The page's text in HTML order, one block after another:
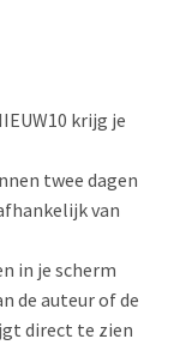
krijg je
twee dagen
van
in je scherm
de auteur of de
direct te zien